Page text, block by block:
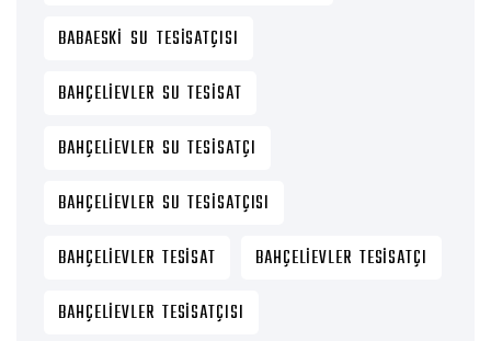
BABAESKI SU TESISATÇISI
BAHÇELIEVLER SU TESISAT
BAHÇELIEVLER SU TESISATÇI
BAHÇELIEVLER SU TESISATÇISI
BAHÇELIEVLER TESISAT
BAHÇELIEVLER TESISATÇI
BAHÇELIEVLER TESISATÇISI